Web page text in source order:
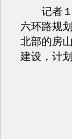
记者１
六环路规
北部的房
建设，计